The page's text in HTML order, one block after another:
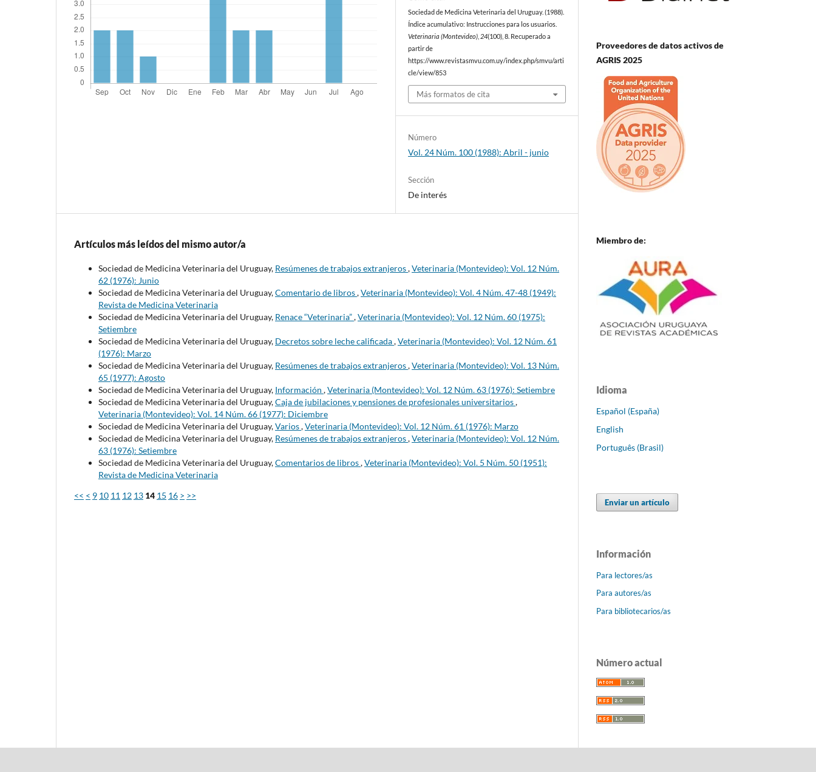
Sociedad de Medicina Veterinaria del Uruguay. (1988).
Índice acumulativo: Instrucciones para los usuarios.
Veterinaria (Montevideo) 24(100), 8. Recuperado a
partir de
https://www.revistasmvu.com.uy/index.php/smvu/arti
cle/view/853
Más formatos de cita
Número
Vol. 24 Núm. 100 (1988): Abril - junio
Sección
De interés
Artículos más leídos del mismo autor/a
Sociedad de Medicina Veterinaria del Uruguay, Resúmenes de trabajos extranjeros,Veterinaria (Montevideo): Vol. 12 Núm.
62 (1976): Junio
Sociedad de Medicina Veterinaria del Uruguay,Comentario de libros,Veterinaria (Montevideo): Vol. 4 Núm. 47-48 (1949):
Revista de Medicina Veterinaria
Sociedad de Medicina Veterinaria del Uruguay, Renace “Veterinaria”,Veterinaria (Montevideo): Vol. 12 Núm. 60 (1975):
Setiembre
Sociedad de Medicina Veterinaria del Uruguay, Decretos sobre leche calificada,Veterinaria (Montevideo): Vol. 12 Núm. 61
(1976): Marzo
Sociedad de Medicina Veterinaria del Uruguay, Resúmenes de trabajos extranjeros,Veterinaria (Montevideo): Vol. 13 Núm.
65 (1977): Agosto
Sociedad de Medicina Veterinaria del Uruguay, Información ,Veterinaria (Montevideo): Vol. 12 Núm. 63 (1976): Setiembre
Sociedad de Medicina Veterinaria del Uruguay,Caja de jubilaciones y pensiones de profesionales universitarios,
Veterinaria (Montevideo): Vol. 14 Núm. 66 (1977): Diciembre
Sociedad de Medicina Veterinaria del Uruguay,Varios,Veterinaria (Montevideo): Vol. 12 Núm. 61 (1976): Marzo
Sociedad de Medicina Veterinaria del Uruguay, Resúmenes de trabajos extranjeros,Veterinaria (Montevideo): Vol. 12 Núm.
63 (1976): Setiembre
Sociedad de Medicina Veterinaria del Uruguay,Comentarios de libros,Veterinaria (Montevideo): Vol. 5 Núm. 50 (1951):
Revista de Medicina Veterinaria
<< < 9 10 11 12 13 14 15 16 > >>
Proveedores de datos activos de
AGRIS 2025
Miembro de:
Idioma
Español (España)
English
Português (Brasil)
Enviar un artículo
Información
Para lectores/as
Para autores/as
Para bibliotecarios/as
Número actual